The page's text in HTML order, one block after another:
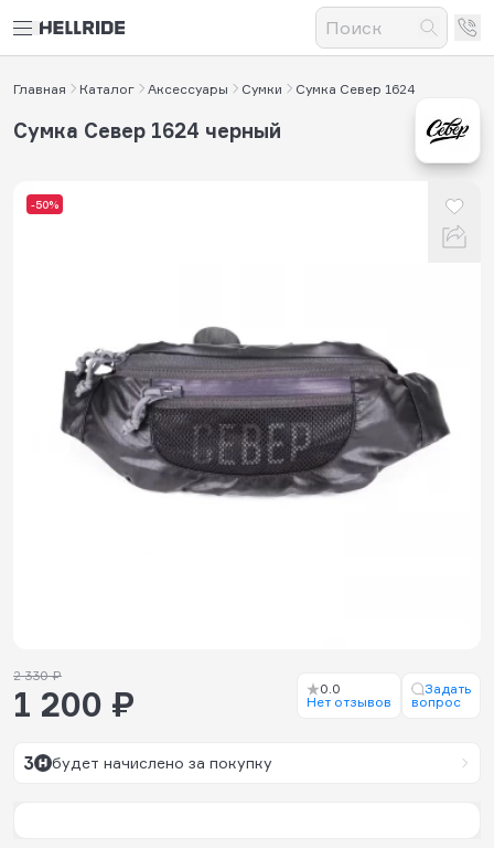
Главная Каталог Аксессуары Сумки Сумка Север 1624
-50%
Сумка Север 1624 черный
2 330 ₽
1 200 ₽
0.0
Нет отзывов
Задать
вопрос
3 будет начислено за покупку